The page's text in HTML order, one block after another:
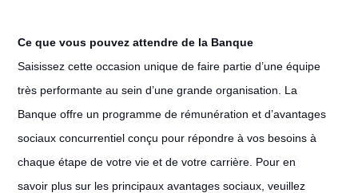
Ce que vous pouvez attendre de la Banque
Saisissez cette occasion unique de faire partie d’une équipe
très performante au sein d’une grande organisation. La
Banque offre un programme de rémunération et d’avantages
sociaux concurrentiel conçu pour répondre à vos besoins à
chaque étape de votre vie et de votre carrière. Pour en
savoir plus sur les principaux avantages sociaux, veuillez